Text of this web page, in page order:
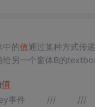
中的值通过某种方式传
给另一个窗体B的
值